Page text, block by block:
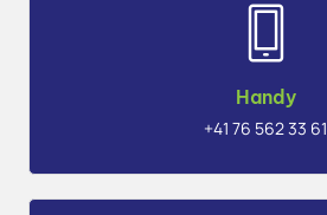
Handy
+41 76 562 33 61